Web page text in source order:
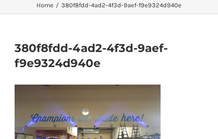
Home / 380f8fdd-4ad2-4f3d-9aef-f9e9324d940e
380f8fdd-4ad2-4f3d-9aef-
f9e9324d940e